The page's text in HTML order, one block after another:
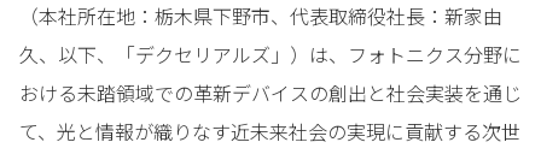
（本社所在地：栃木県下野市、代表取締役社長：新家由
久、以下、「デクセリアルズ」）は、フォトニクス分野に
おける未踏領域での革新デバイスの創出と社会実装を通じ
て、光と情報が織りなす近未来社会の実現に貢献する次世